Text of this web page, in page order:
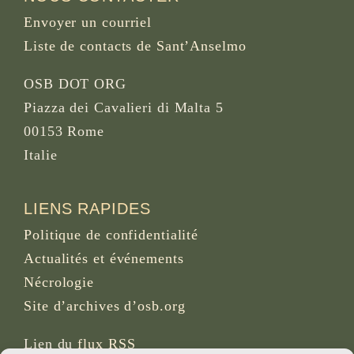
Envoyer un courriel
Liste de contacts de Sant’Anselmo
OSB DOT ORG
Piazza dei Cavalieri di Malta 5
00153 Rome
Italie
LIENS RAPIDES
Politique de confidentialité
Actualités et événements
Nécrologie
Site d’archives d’osb.org
Lien duflux RSS